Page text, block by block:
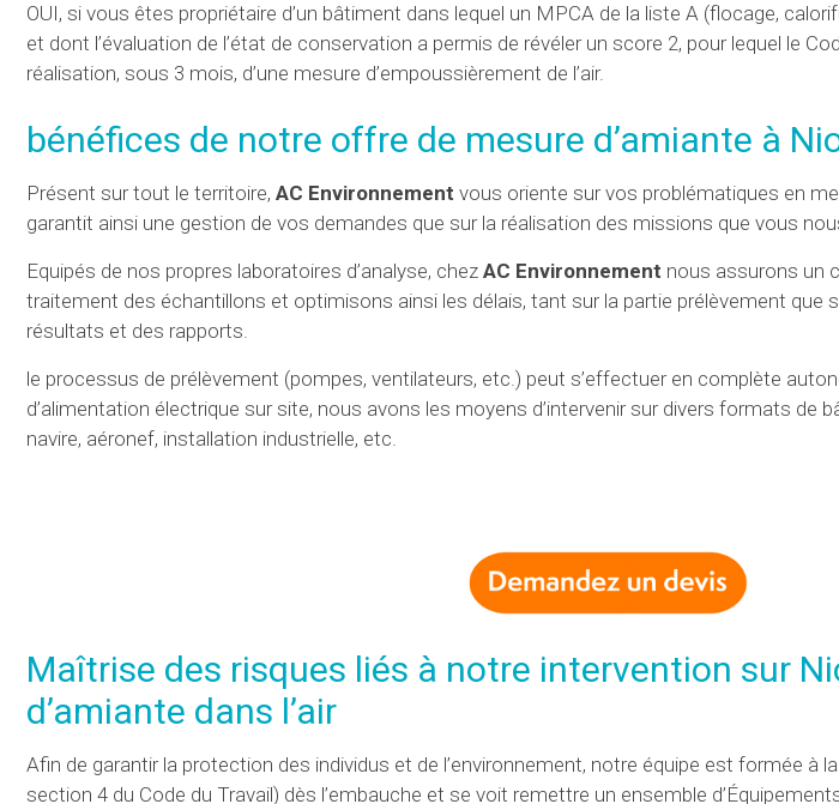
OUI, si vous êtes propriétaire d’un bâtiment dans lequel un MPCA de la liste A (flocage,
et dont l’évaluation de l’état de conservation a permis de révéler un score 2, pour lequel le
réalisation, sous 3 mois, d’une mesure d’empoussièrement de l’air.
bénéfices de notre offre de mesure d’amiante à
Présent sur tout le territoire, AC Environnement vous oriente sur vos problématiques en
garantit ainsi une gestion de vos demandes que sur la réalisation des missions que vous
Equipés de nos propres laboratoires d’analyse, chez AC Environnement nous assurons un
traitement des échantillons et optimisons ainsi les délais, tant sur la partie prélèvement que
résultats et des rapports.
le processus de prélèvement (pompes, ventilateurs, etc.) peut s’effectuer en complète
d’alimentation électrique sur site, nous avons les moyens d’intervenir sur divers formats de
navire, aéronef, installation industrielle, etc.
Maîtrise des risques liés à notre intervention sur
d’amiante dans l’air
Afin de garantir la protection des individus et de l’environnement, notre équipe est formée à
section 4 du Code du Travail) dès l’embauche et se voit remettre un ensemble